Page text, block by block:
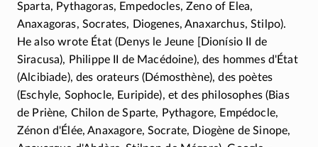
Sparta, Pythagoras, Empedocles, Zeno of Elea,
Anaxagoras, Socrates, Diogenes, Anaxarchus, Stilpo).
He also wrote État (Denys le Jeune [Dionísio II de
Siracusa), Philippe II de Macédoine), des hommes d'État
(Alcibiade), des orateurs (Démosthène), des poètes
(Eschyle, Sophocle, Euripide), et des philosophes (Bias
de Priène, Chilon de Sparte, Pythagore, Empédocle,
Zénon d'Élée, Anaxagore, Socrate, Diogène de Sinope,